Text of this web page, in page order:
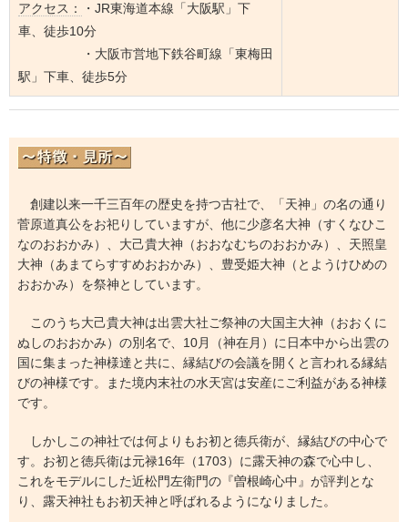
アクセス：
・JR東海道本線「大阪駅」下
車、徒歩10分
・大阪市営地下鉄谷町線「東梅田
駅」下車、徒歩5分
創建以来一千三百年の歴史を持つ古社で、「天神」の名の通り
菅原道真公をお祀りしていますが、他に少彦名大神（すくなひこ
なのおおかみ）、大己貴大神（おおなむちのおおかみ）、天照皇
大神（あまてらすすめおおかみ）、豊受姫大神（とようけひめの
おおかみ）を祭神としています。
このうち大己貴大神は出雲大社ご祭神の大国主大神（おおくに
ぬしのおおかみ）の別名で、10月（神在月）に日本中から出雲の
国に集まった神様達と共に、縁結びの会議を開くと言われる縁結
びの神様です。また境内末社の水天宮は安産にご利益がある神様
です。
しかしこの神社では何よりもお初と徳兵衛が、縁結びの中心で
す。お初と徳兵衛は元禄16年（1703）に露天神の森で心中し、
これをモデルにした近松門左衛門の『曽根崎心中』が評判とな
り、露天神社もお初天神と呼ばれるようになりました。